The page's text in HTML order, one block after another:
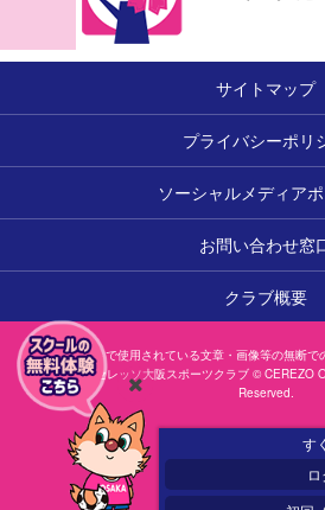
サイトマップ
プライバシーポリ
ソーシャルメディア
お問い合わせ窓
クラブ概要
本サイトで使用されている文章・画像等の無断で
一般社団法人セレッソ大阪スポーツクラブ © CEREZO
Reserved.
閉
じ
る
す